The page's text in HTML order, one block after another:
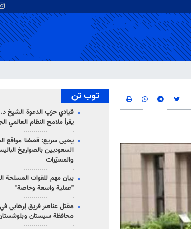
توب تن
قيادي حزب الدعوة الشيخ
يقرأ ملامح النظام العالمي
يحيى سريع: قصفنا مواقع
السعوديين بالصواريخ
والمسيّرات
بيان مهم للقوات المسلحة
"عملية واسعة وخاصة"
مقتل عناصر فريق إرهابي
محافظة سيستان